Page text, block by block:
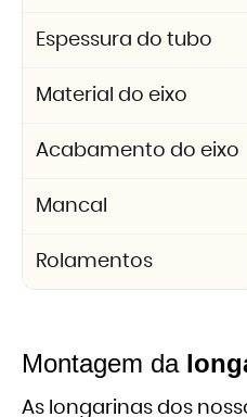
Espessura do tubo
Material do eixo
Acabamento do eixo
Mancal
Rolamentos
Montagem da
As longarinas dos